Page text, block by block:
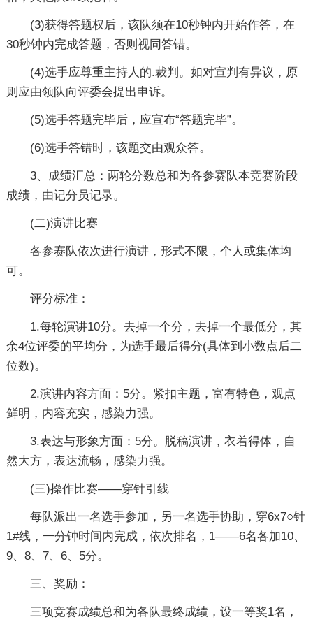
(3)获得答题权后，该队须在10秒钟内开始作答，在
30秒钟内完成答题，否则视同答错。
(4)选手应尊重主持人的.裁判。如对宣判有异议，原
则应由领队向评委会提出申诉。
(5)选手答题完毕后，应宣布“答题完毕”。
(6)选手答错时，该题交由观众答。
3、成绩汇总：两轮分数总和为各参赛队本竞赛阶段
成绩，由记分员记录。
(二)演讲比赛
各参赛队依次进行演讲，形式不限，个人或集体均
可。
评分标准：
1.每轮演讲10分。去掉一个分，去掉一个最低分，其
余4位评委的平均分，为选手最后得分(具体到小数点后二
位数)。
2.演讲内容方面：5分。紧扣主题，富有特色，观点
鲜明，内容充实，感染力强。
3.表达与形象方面：5分。脱稿演讲，衣着得体，自
然大方，表达流畅，感染力强。
(三)操作比赛——穿针引线
每队派出一名选手参加，另一名选手协助，穿6x7○针
1#线，一分钟时间内完成，依次排名，1——6名各加10、
9、8、7、6、5分。
三、奖励：
三项竞赛成绩总和为各队最终成绩，设一等奖1名，